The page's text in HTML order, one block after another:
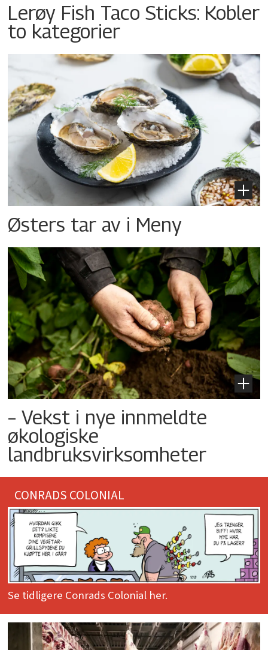
Lerøy Fish Taco Sticks: Kobler
to kategorier
Østers tar av i Meny
– Vekst i nye innmeldte
økologiske
landbruksvirksomheter
CONRADS COLONIAL
Se tidligere Conrads Colonial her.